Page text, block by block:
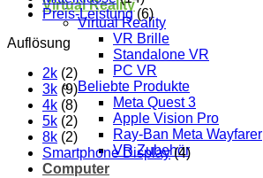
Virtual Reality
Virtual Reality
VR Brille
Standalone VR
PC VR
Beliebte Produkte
Meta Quest 3
Apple Vision Pro
Ray-Ban Meta Wayfarer
VR Zubehör
Computer
Preis-Leistung (6)
Auflösung
2k (2)
3k (9)
4k (8)
5k (2)
8k (2)
Smartphone Display (4)